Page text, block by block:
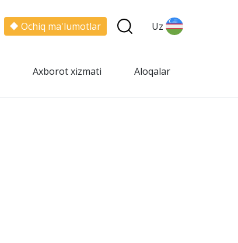
Ochiq ma'lumotlar Uz
Axborot xizmati Aloqalar